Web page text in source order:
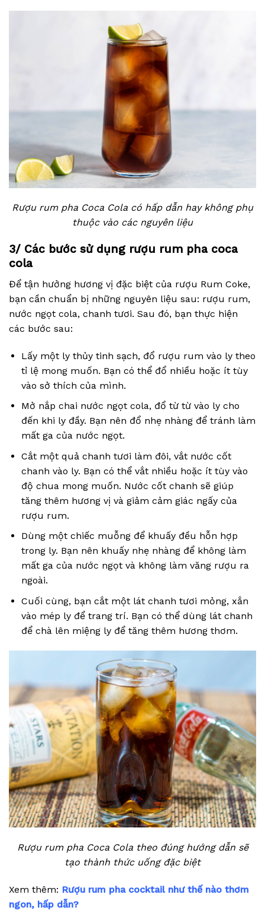
Rượu rum pha Coca Cola có hấp dẫn hay không phụ
thuộc vào các nguyên liệu
3/ Các bước sử dụng rượu rum pha coca
cola
Để tận hưởng hương vị đặc biệt của rượu Rum Coke,
bạn cần chuẩn bị những nguyên liệu sau: rượu rum,
nước ngọt cola, chanh tươi. Sau đó, bạn thực hiện
các bước sau:
Lấy một ly thủy tinh sạch, đổ rượu rum vào ly theo
tỉ lệ mong muốn. Bạn có thể đổ nhiều hoặc ít tùy
vào sở thích của mình.
Mở nắp chai nước ngọt cola, đổ từ từ vào ly cho
đến khi ly đầy. Bạn nên đổ nhẹ nhàng để tránh làm
mất ga của nước ngọt.
Cắt một quả chanh tươi làm đôi, vắt nước cốt
chanh vào ly. Bạn có thể vắt nhiều hoặc ít tùy vào
độ chua mong muốn. Nước cốt chanh sẽ giúp
tăng thêm hương vị và giảm cảm giác ngấy của
rượu rum.
Dùng một chiếc muỗng để khuấy đều hỗn hợp
trong ly. Bạn nên khuấy nhẹ nhàng để không làm
mất ga của nước ngọt và không làm văng rượu ra
ngoài.
Cuối cùng, bạn cắt một lát chanh tươi mỏng, xắn
vào mép ly để trang trí. Bạn có thể dùng lát chanh
để chà lên miệng ly để tăng thêm hương thơm.
Rượu rum pha Coca Cola theo đúng hướng dẫn sẽ
tạo thành thức uống đặc biệt
Xem thêm: Rượu rum pha cocktail như thế nào thơm
ngon, hấp dẫn?